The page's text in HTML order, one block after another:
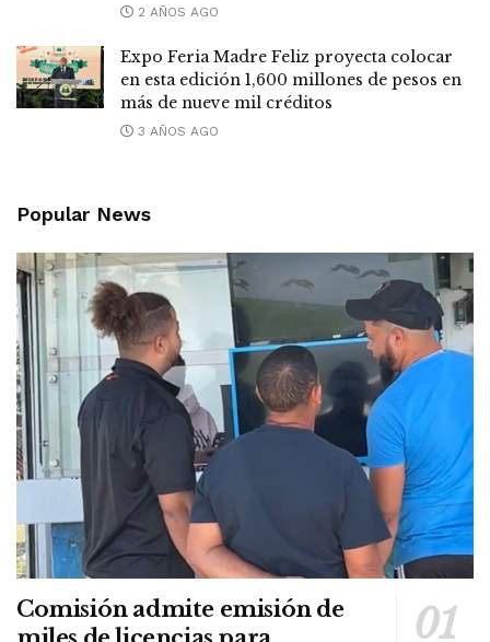
2 AÑOS AGO
Expo Feria Madre Feliz proyecta colocar
en esta edición 1,600 millones de pesos en
más de nueve mil créditos
3 AÑOS AGO
Popular News
Comisión admite emisión de